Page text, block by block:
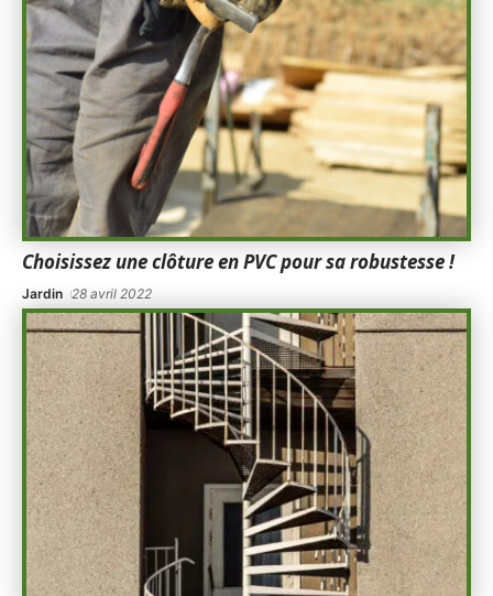
Choisissez une clôture en PVC pour sa robustesse !
Jardin 28 avril 2022